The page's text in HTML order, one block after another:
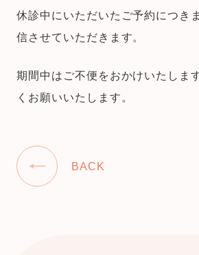
休診中にいただいたご予約につき
信させていただきます。
期間中はご不便をおかけいたしま
くお願いいたします。
BACK